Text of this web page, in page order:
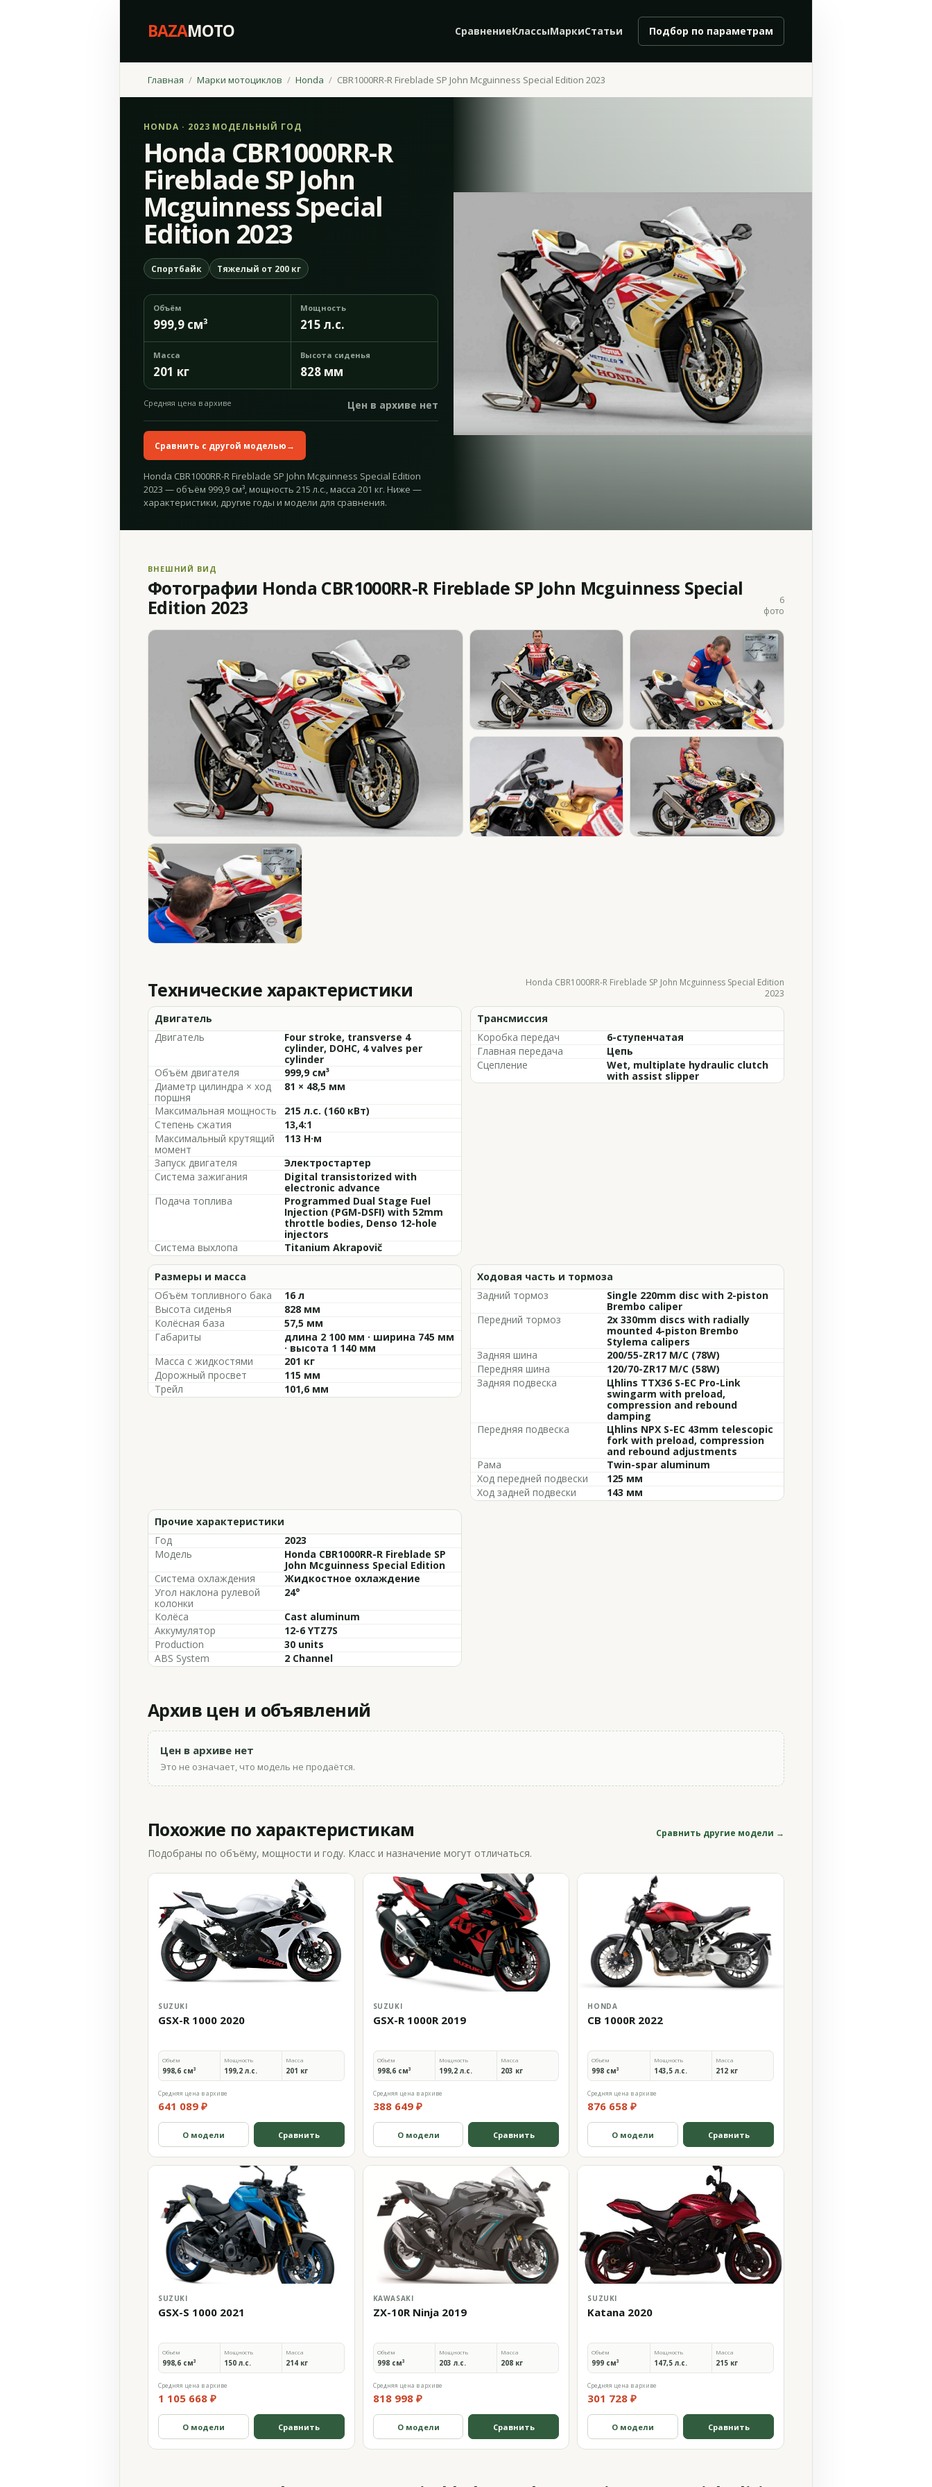
BAZAMOTO СравнениеКлассыМаркиСтатьи Подбор по параметрам
Главная Марки мотоциклов Honda CBR1000RR-R Fireblade SP John Mcguinness Special Edition 2023
HONDA · 2023 МОДЕЛЬНЫЙ ГОД
Honda CBR1000RR-R
Fireblade SP John
Mcguinness Special
Edition 2023
Спортбайк Тяжелый от 200 кг
Объём
999,9 см³
Мощность
215 л.с.
Масса
201 кг
Высота сиденья
828 мм
Средняя цена в архиве Цен в архиве нет
Сравнить с другой моделью→
Honda CBR1000RR-R Fireblade SP John Mcguinness Special Edition
2023 — объём 999,9 см³, мощность 215 л.с., масса 201 кг. Ниже —
характеристики, другие годы и модели для сравнения.
ВНЕШНИЙ ВИД
Фотографии Honda CBR1000RR-R Fireblade SP John Mcguinness Special
Edition 2023
6
фото
Технические характеристики
Honda CBR1000RR-R Fireblade SP John Mcguinness Special Edition
2023
Двигатель
Двигатель
Four stroke, transverse 4
cylinder, DOHC, 4 valves per
cylinder
Объём двигателя
999,9 см³
Диаметр цилиндра × ход
поршня
81 × 48,5 мм
Максимальная мощность
215 л.с. (160 кВт)
Степень сжатия
13,4:1
Максимальный крутящий
момент
113 Н·м
Запуск двигателя
Электростартер
Система зажигания
Digital transistorized with
electronic advance
Подача топлива
Programmed Dual Stage Fuel
Injection (PGM-DSFI) with 52mm
throttle bodies, Denso 12-hole
injectors
Система выхлопа
Titanium Akrapovič
Трансмиссия
Коробка передач
6-ступенчатая
Главная передача
Цепь
Сцепление
Wet, multiplate hydraulic clutch
with assist slipper
Размеры и масса
Объём топливного бака
16 л
Высота сиденья
828 мм
Колёсная база
57,5 мм
Габариты
длина 2 100 мм · ширина 745 мм
· высота 1 140 мм
Масса с жидкостями
201 кг
Дорожный просвет
115 мм
Трейл
101,6 мм
Ходовая часть и тормоза
Задний тормоз
Single 220mm disc with 2-piston
Brembo caliper
Передний тормоз
2x 330mm discs with radially
mounted 4-piston Brembo
Stylema calipers
Задняя шина
200/55-ZR17 M/C (78W)
Передняя шина
120/70-ZR17 M/C (58W)
Задняя подвеска
Цhlins TTX36 S-EC Pro-Link
swingarm with preload,
compression and rebound
damping
Передняя подвеска
Цhlins NPX S-EC 43mm telescopic
fork with preload, compression
and rebound adjustments
Рама
Twin-spar aluminum
Ход передней подвески
125 мм
Ход задней подвески
143 мм
Прочие характеристики
Год
2023
Модель
Honda CBR1000RR-R Fireblade SP
John Mcguinness Special Edition
Система охлаждения
Жидкостное охлаждение
Угол наклона рулевой
колонки
24°
Колёса
Cast aluminum
Аккумулятор
12-6 YTZ7S
Production
30 units
ABS System
2 Channel
Архив цен и объявлений
Цен в архиве нет
Это не означает, что модель не продаётся.
Похожие по характеристикам Сравнить другие модели →
Подобраны по объёму, мощности и году. Класс и назначение могут отличаться.
SUZUKI
GSX-R 1000 2020
Объём
998,6 см³
Мощность
199,2 л.с.
Масса
201 кг
Средняя цена в архиве
641 089 ₽
О модели Сравнить
SUZUKI
GSX-R 1000R 2019
Объём
998,6 см³
Мощность
199,2 л.с.
Масса
203 кг
Средняя цена в архиве
388 649 ₽
О модели Сравнить
HONDA
CB 1000R 2022
Объём
998 см³
Мощность
143,5 л.с.
Масса
212 кг
Средняя цена в архиве
876 658 ₽
О модели Сравнить
SUZUKI
GSX-S 1000 2021
Объём
998,6 см³
Мощность
150 л.с.
Масса
214 кг
Средняя цена в архиве
1 105 668 ₽
О модели Сравнить
KAWASAKI
ZX-10R Ninja 2019
Объём
998 см³
Мощность
203 л.с.
Масса
208 кг
Средняя цена в архиве
818 998 ₽
О модели Сравнить
SUZUKI
Katana 2020
Объём
999 см³
Мощность
147,5 л.с.
Масса
215 кг
Средняя цена в архиве
301 728 ₽
О модели Сравнить